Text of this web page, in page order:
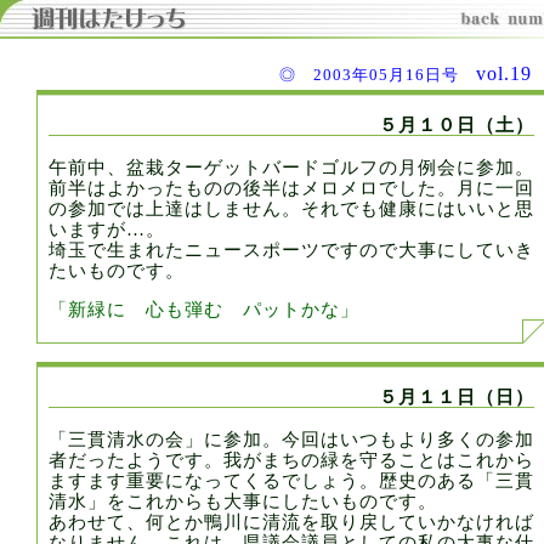
◎ 2003年05月16日号
５月１０日（土）
午前中、盆栽ターゲットバードゴルフの月例会に参加。
前半はよかったものの後半はメロメロでした。月に一回
の参加では上達はしません。それでも健康にはいいと思
いますが…。
埼玉で生まれたニュースポーツですので大事にしていき
たいものです。
「新緑に 心も弾む パットかな」
５月１１日（日）
「三貫清水の会」に参加。今回はいつもより多くの参加
者だったようです。我がまちの緑を守ることはこれから
ますます重要になってくるでしょう。歴史のある「三貫
清水」をこれからも大事にしたいものです。
あわせて、何とか鴨川に清流を取り戻していかなければ